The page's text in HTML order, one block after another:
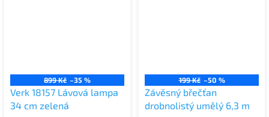
899 Kč –35 %
Verk 18157 Lávová lampa
34 cm zelená
199 Kč –50 %
Závěsný břečťan
drobnolistý umělý 6,3 m